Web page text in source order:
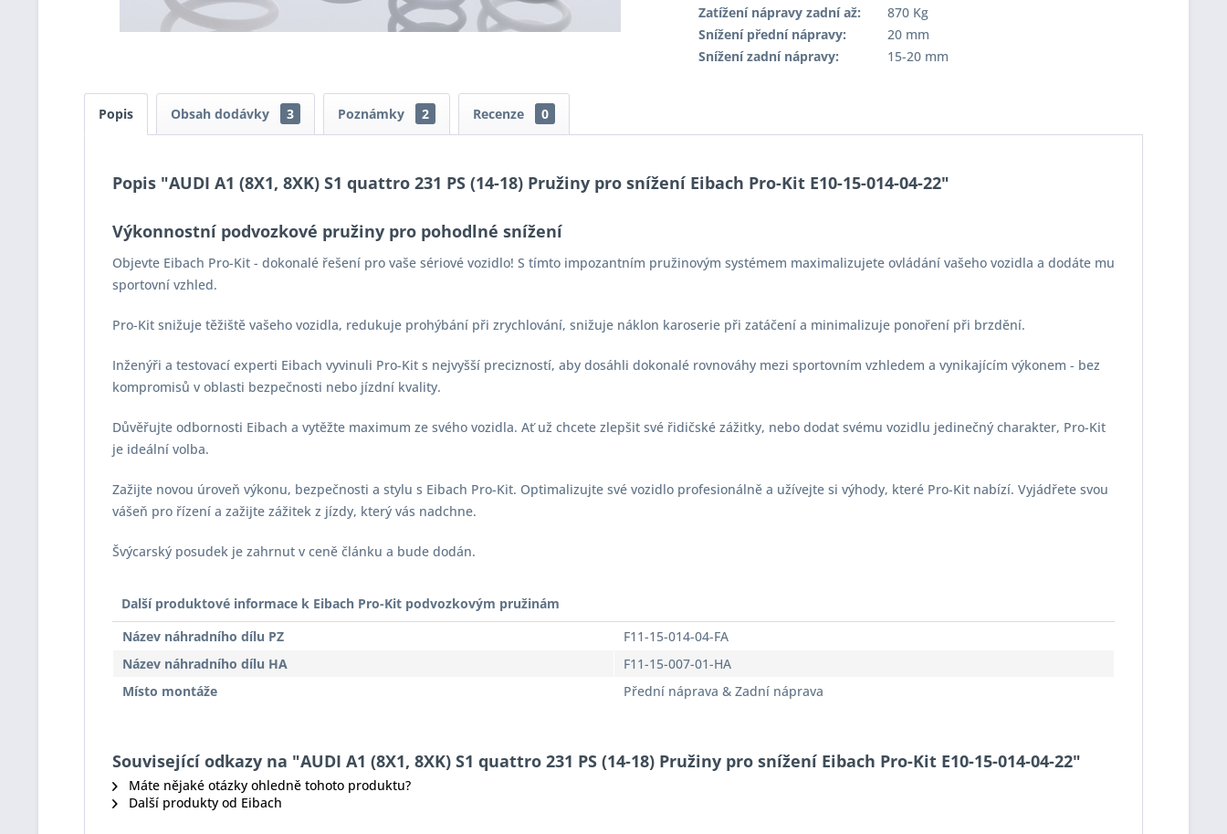
Zatížení nápravy zadní až:
870 Kg
Snížení přední nápravy:
20 mm
Snížení zadní nápravy:
15-20 mm
Popis Obsah dodávky 3 Poznámky 2 Recenze 0
Popis "AUDI A1 (8X1, 8XK) S1 quattro 231 PS (14-18) Pružiny pro snížení Eibach Pro-Kit E10-15-014-04-22"
Výkonnostní podvozkové pružiny pro pohodlné snížení
Objevte Eibach Pro-Kit - dokonalé řešení pro vaše sériové vozidlo! S tímto impozantním pružinovým systémem maximalizujete ovládání vašeho vozidla a dodáte mu
sportovní vzhled.
Pro-Kit snižuje těžiště vašeho vozidla, redukuje prohýbání při zrychlování, snižuje náklon karoserie při zatáčení a minimalizuje ponoření při brzdění.
Inženýři a testovací experti Eibach vyvinuli Pro-Kit s nejvyšší precizností, aby dosáhli dokonalé rovnováhy mezi sportovním vzhledem a vynikajícím výkonem - bez
kompromisů v oblasti bezpečnosti nebo jízdní kvality.
Důvěřujte odbornosti Eibach a vytěžte maximum ze svého vozidla. Ať už chcete zlepšit své řidičské zážitky, nebo dodat svému vozidlu jedinečný charakter, Pro-Kit
je ideální volba.
Zažijte novou úroveň výkonu, bezpečnosti a stylu s Eibach Pro-Kit. Optimalizujte své vozidlo profesionálně a užívejte si výhody, které Pro-Kit nabízí. Vyjádřete svou
vášeň pro řízení a zažijte zážitek z jízdy, který vás nadchne.
Švýcarský posudek je zahrnut v ceně článku a bude dodán.
Další produktové informace k Eibach Pro-Kit podvozkovým pružinám
Název náhradního dílu PZ
F11-15-014-04-FA
Název náhradního dílu HA
F11-15-007-01-HA
Místo montáže
Přední náprava & Zadní náprava
Související odkazy na "AUDI A1 (8X1, 8XK) S1 quattro 231 PS (14-18) Pružiny pro snížení Eibach Pro-Kit E10-15-014-04-22"
Máte nějaké otázky ohledně tohoto produktu?
Další produkty od Eibach